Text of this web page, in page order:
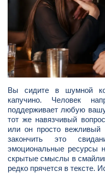
Вы сидите в шумной
капучино. Человек
поддерживает любую
тот же навязчивый
или он просто вежливый
закончить это
эмоциональные ресурсы
скрытые смыслы в
редко прячется в тексте.